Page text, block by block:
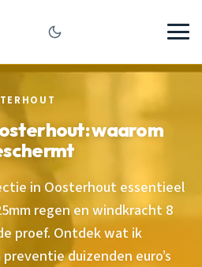
waarom
in Oosterhout essentieel
regen en windkracht 8
proef. Ontdek wat ik
duizenden euro’s